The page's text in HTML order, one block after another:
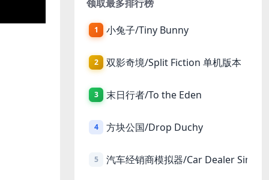
领取最多排行榜
1 小兔子/Tiny Bunny
2 双影奇境/Split Fiction 单机版本
3 末日行者/To the Eden
4 方块公国/Drop Duchy
5 汽车经销商模拟器/Car Dealer